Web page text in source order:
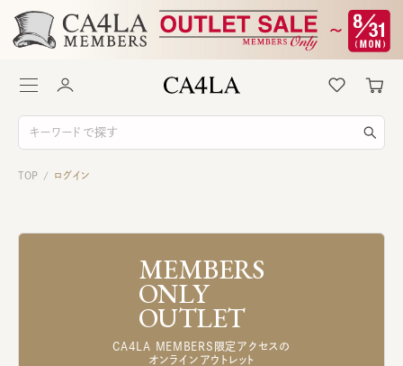
TOP / ログイン
MEMBERS
ONLY
OUTLET
CA4LA MEMBERS限定アクセスの
オンラインアウトレット